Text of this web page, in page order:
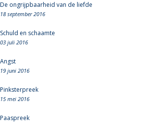
De ongrijpbaarheid van de liefde
18 september 2016
Schuld en schaamte
03 juli 2016
Angst
19 juni 2016
Pinksterpreek
15 mei 2016
Paaspreek